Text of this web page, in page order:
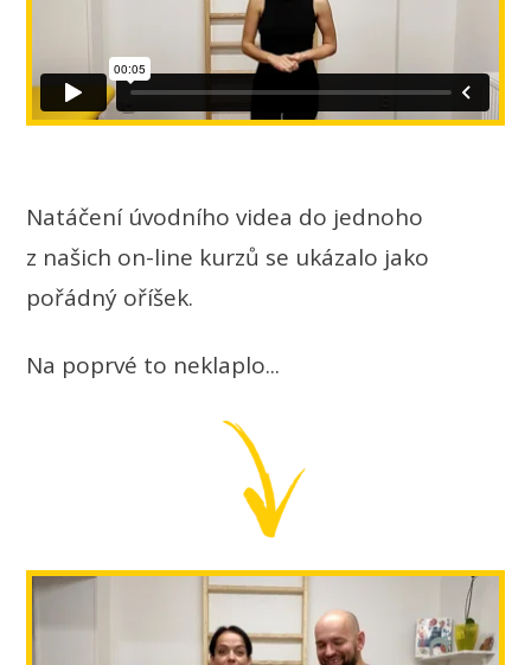
Natáčení úvodního videa do jednoho
z našich on-line kurzů se ukázalo jako
pořádný oříšek.
Na poprvé to neklaplo...